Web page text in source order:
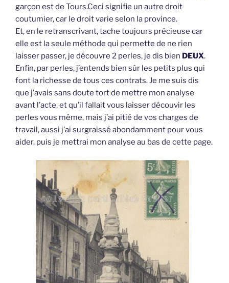
garçon est de Tours.Ceci signifie un autre droit
coutumier, car le droit varie selon la province.
Et, en le retranscrivant, tache toujours précieuse car
elle est la seule méthode qui permette de ne rien
laisser passer, je découvre 2 perles, je dis bien DEUX.
Enfin, par perles, j’entends bien sûr les petits plus qui
font la richesse de tous ces contrats. Je me suis dis
que j’avais sans doute tort de mettre mon analyse
avant l’acte, et qu’il fallait vous laisser découvir les
perles vous même, mais j’ai pitié de vos charges de
travail, aussi j’ai surgraissé abondamment pour vous
aider, puis je mettrai mon analyse au bas de cette page.